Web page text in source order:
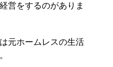
営をするのがありま
元ホームレスの生活